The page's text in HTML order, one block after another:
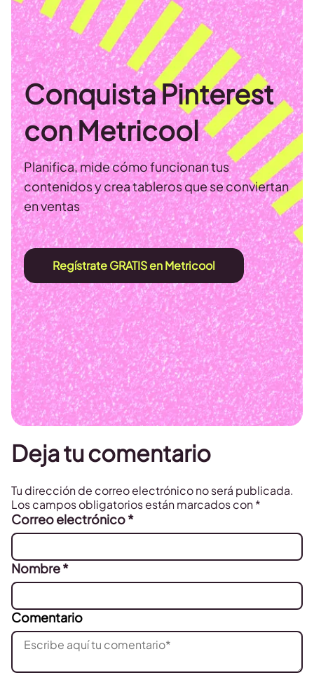
Conquista Pinterest
con Metricool
Planifica, mide cómo funcionan tus
contenidos y crea tableros que se conviertan
en ventas
Regístrate GRATIS en Metricool
Deja tu comentario
Tu dirección de correo electrónico no será publicada.
Los campos obligatorios están marcados con*
Correo electrónico*
Nombre*
Comentario